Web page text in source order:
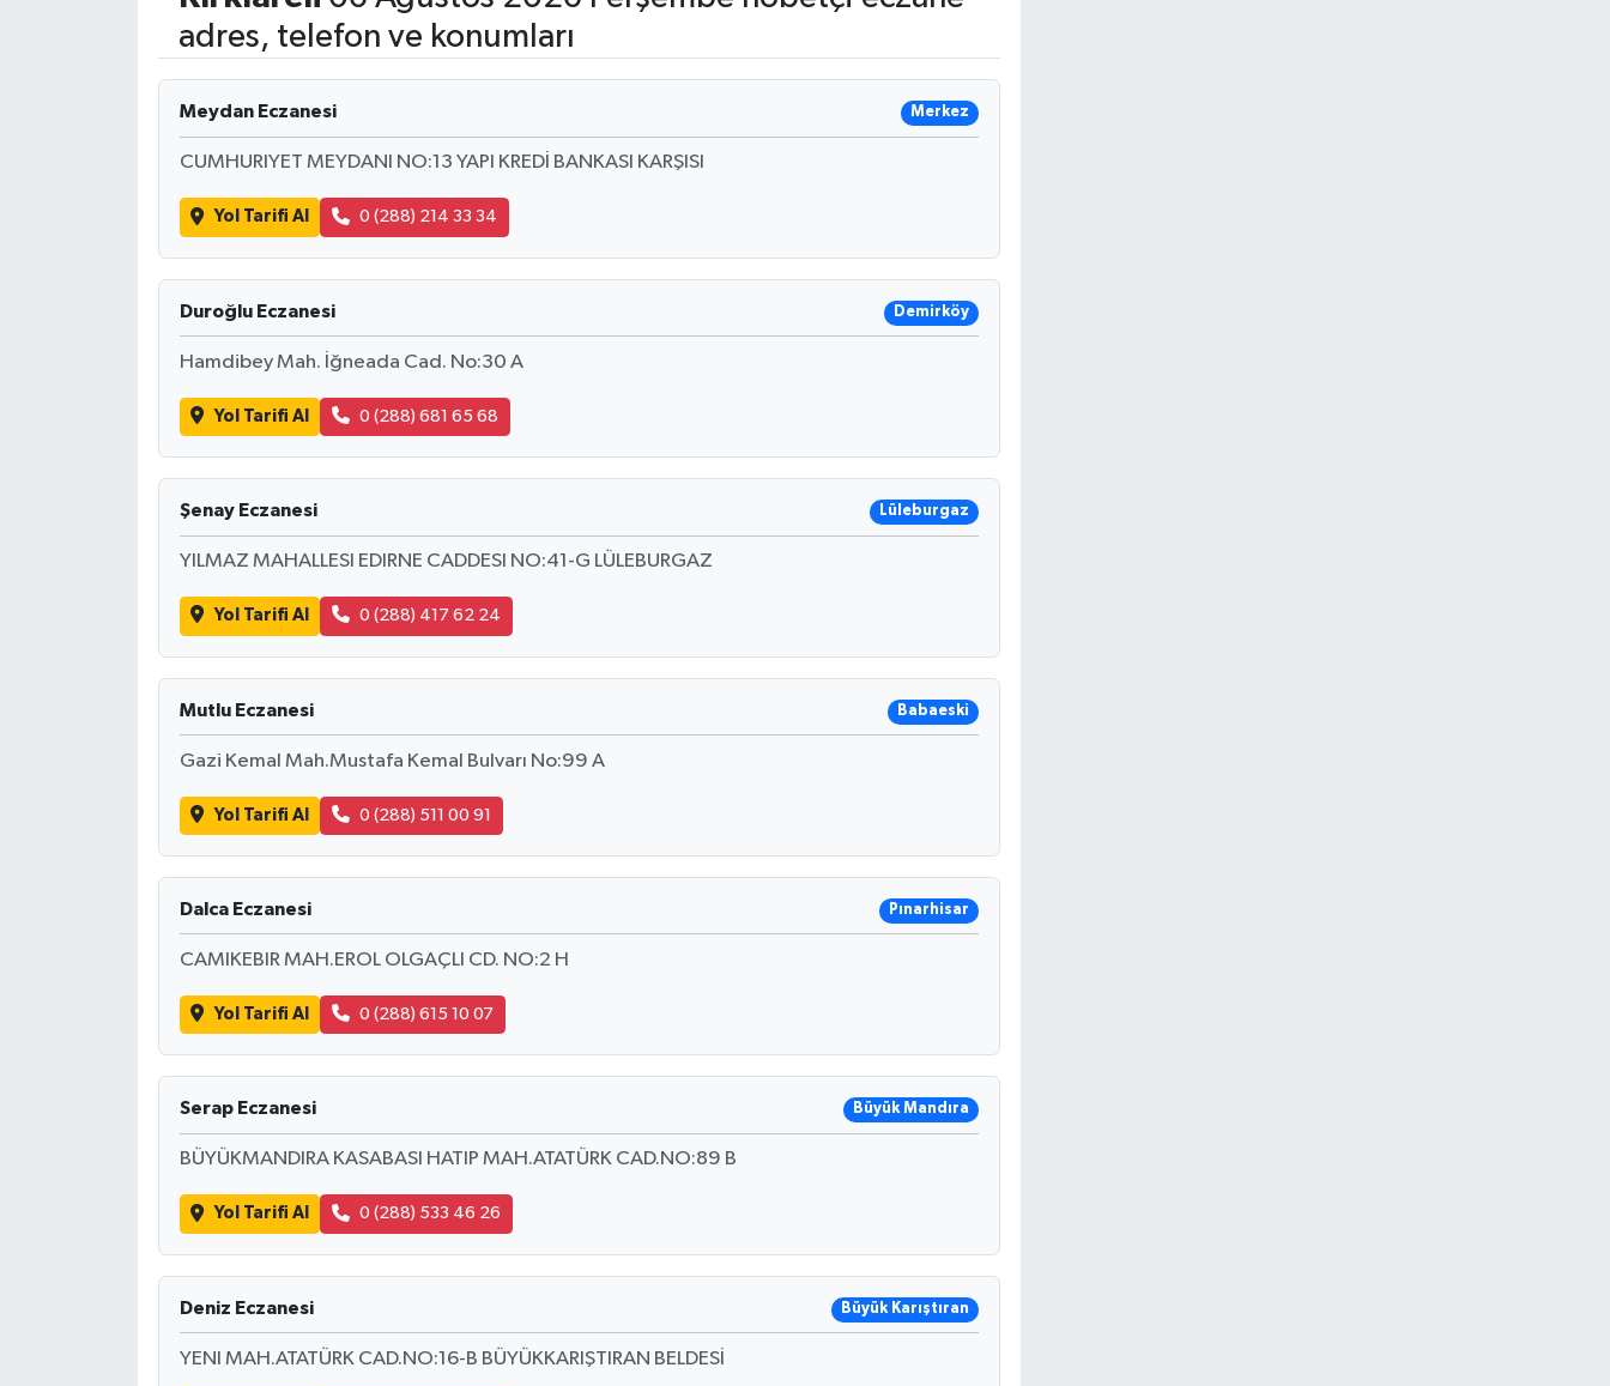
adres, telefon ve konumları
Meydan Eczanesi Merkez
CUMHURIYET MEYDANI NO:13 YAPI KREDİ BANKASI KARŞISI
Yol Tarifi Al 0 (288) 214 33 34
Duroğlu Eczanesi Demirköy
Hamdibey Mah. İğneada Cad. No:30 A
Yol Tarifi Al 0 (288) 681 65 68
Şenay Eczanesi Lüleburgaz
YILMAZ MAHALLESI EDIRNE CADDESI NO:41-G LÜLEBURGAZ
Yol Tarifi Al 0 (288) 417 62 24
Mutlu Eczanesi Babaeski
Gazi Kemal Mah.Mustafa Kemal Bulvarı No:99 A
Yol Tarifi Al 0 (288) 511 00 91
Dalca Eczanesi Pınarhisar
CAMIKEBIR MAH.EROL OLGAÇLI CD. NO:2 H
Yol Tarifi Al 0 (288) 615 10 07
Serap Eczanesi Büyük Mandıra
BÜYÜKMANDIRA KASABASI HATIP MAH.ATATÜRK CAD.NO:89 B
Yol Tarifi Al 0 (288) 533 46 26
Deniz Eczanesi Büyük Karıştıran
YENI MAH.ATATÜRK CAD.NO:16-B BÜYÜKKARIŞTIRAN BELDESİ